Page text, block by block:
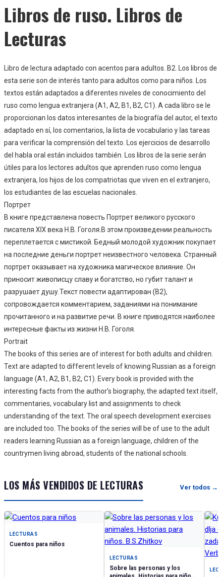
Libros de ruso. Libros de
Lecturas
Libro de lectura adaptado con acentos para adultos. B2. Los libros de
esta serie son de interés tanto para adultos como para niños. Los
textos están adaptados a diferentes niveles de conocimiento del
ruso como lengua extranjera (A1, A2, B1, B2, C1). A cada libro se le
proporcionan los datos interesantes de la biografía del autor, el texto
adaptado en sí, los comentarios, la lista de vocabulario y las tareas
para verificar la comprensión del texto. Los ejercicios de desarrollo
del habla oral están incluidos también. Los libros de la serie serán
útiles para los lectores adultos que aprenden ruso como lengua
extranjera, los hijos de los compatriotas que viven en el extranjero,
los estudiantes de las escuelas nacionales.
Портрет
В книге представлена повесть Портрет великого русского
писателя XIX века Н.В. Гоголя.В этом произведении реальность
переплетается с мистикой. Бедный молодой художник покупает
на последние деньги портрет неизвестного человека. Странный
портрет оказывает на художника магическое влияние. Он
приносит живописцу славу и богатство, но губит талант и
разрушает душу.Текст повести адаптирован (В2),
сопровождается комментарием, заданиями на понимание
прочитанного и на развитие речи. В книге приводятся наиболее
интересные факты из жизни Н.В. Гоголя.
Portrait
The books of this series are of interest for both adults and children.
Text are adapted to different levels of knowing Russian as a foreign
language (A1, A2, B1, B2, C1). Every book is provided with the
interesting facts from the author’s biography, the adapted text itself,
commentaries, vocabulary list and assignments to check
understanding of the text. The oral speech development exercises
are included too. The books of the series will be of use to the adult
readers learning Russian as a foreign language, children of the
countrymen living abroad, students of the national schools.
LOS MÁS VENDIDOS DE LECTURAS Ver todos →
LECTURAS
Cuentos para niños
LECTURAS
Sobre las personas y los